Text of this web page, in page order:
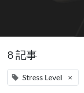
8 記事
Stress Level ×